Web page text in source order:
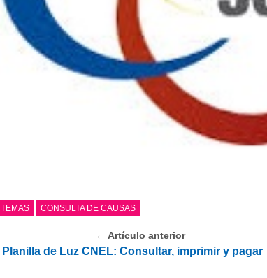
TEMAS CONSULTA DE CAUSAS
← Artículo anterior
Planilla de Luz CNEL: Consultar, imprimir y pagar